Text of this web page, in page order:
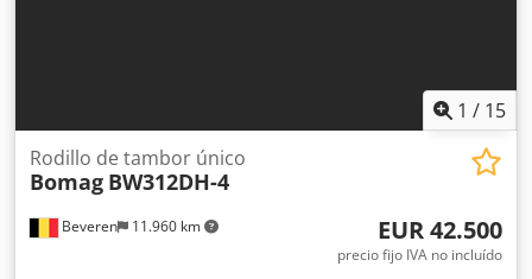
1 / 15
Beveren 11.960 km
Rodillo de tambor único
Bomag BW312DH-4
EUR 42.500
precio fijo IVA no incluído